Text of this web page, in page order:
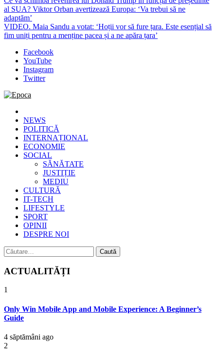
al SUA? Viktor Orban avertizează Europa: ‘Va trebui să ne
adaptăm’
VIDEO. Maia Sandu a votat: ‘Hoții vor să fure țara. Este esențial să
fim uniți pentru a menține pacea și a ne apăra țara’
Facebook
YouTube
Instagram
Twitter
Epoca
Cele mai noi știri online din România
NEWS
POLITICĂ
INTERNAȚIONAL
ECONOMIE
SOCIAL
SĂNĂTATE
JUSTIȚIE
MEDIU
CULTURĂ
IT-TECH
LIFESTYLE
SPORT
OPINII
DESPRE NOI
Caută
după:
ACTUALITĂȚI
1
Only Win Mobile App and Mobile Experience: A Beginner’s
Guide
4 săptămâni ago
2